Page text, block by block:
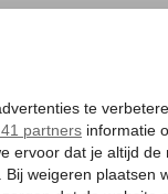
VERRE REIZEN